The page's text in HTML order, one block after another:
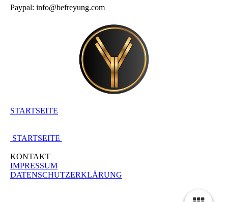
Paypal: info@befreyung.com
STARTSEITE
STARTSEITE
KONTAKT
IMPRESSUM
DATENSCHUTZERKLÄRUNG